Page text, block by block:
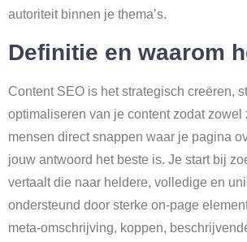
autoriteit binnen je thema’s.
Definitie en waarom
Content SEO is het strategisch creëren,
optimaliseren van je content zodat
mensen direct snappen waar je pagina
jouw antwoord het beste is. Je start bij
vertaalt die naar heldere, volledige en
ondersteund door sterke on-page
meta-omschrijving, koppen,